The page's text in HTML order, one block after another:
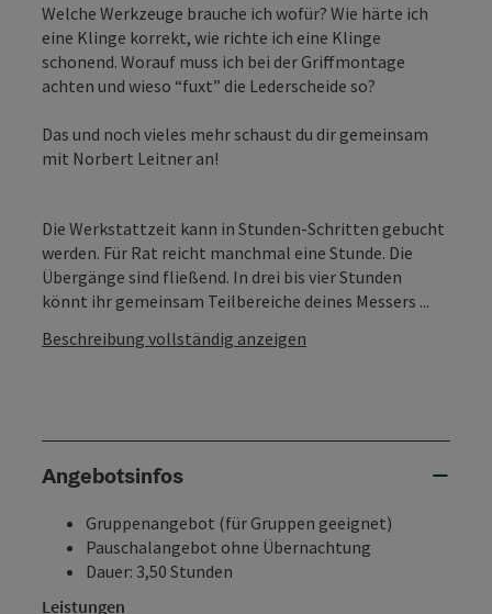
Welche Werkzeuge brauche ich wofür? Wie härte ich
eine Klinge korrekt, wie richte ich eine Klinge
schonend. Worauf muss ich bei der Griffmontage
achten und wieso “fuxt” die Lederscheide so?
Das und noch vieles mehr schaust du dir gemeinsam
mit Norbert Leitner an!
Die Werkstattzeit kann in Stunden-Schritten gebucht
werden. Für Rat reicht manchmal eine Stunde. Die
Übergänge sind fließend. In drei bis vier Stunden
könnt ihr gemeinsam Teilbereiche deines Messers ...
Beschreibung vollständig anzeigen
Angebotsinfos
Gruppenangebot (für Gruppen geeignet)
Pauschalangebot ohne Übernachtung
Dauer: 3,50 Stunden
Leistungen